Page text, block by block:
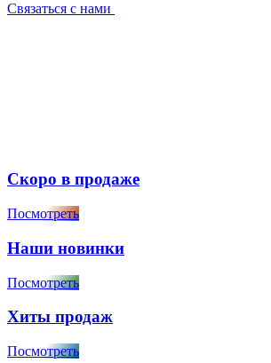
Связаться с нами
Скоро в продаже
Посмотреть
Наши новинки
Посмотреть
Хиты продаж
Посмотреть